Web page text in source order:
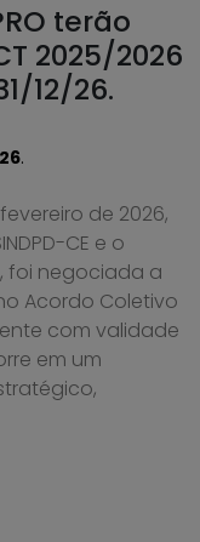
terão
2025/2026
12/26.
.
de 2026,
CE e o
foi negociada a
Acordo Coletivo
com validade
em um